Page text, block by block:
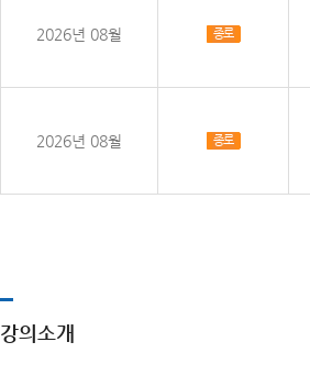
2026년 08월 종로
2026년 08월 종로
강의소개